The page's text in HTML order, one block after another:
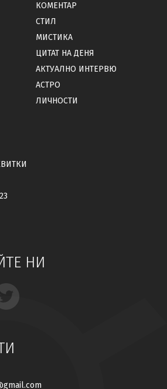
КОМЕНТАР
СТИЛ
МИСТИКА
ЦИТАТ НА ДЕНЯ
АКТУАЛНО ИНТЕРВЮ
АСТРО
ЛИЧНОСТИ
НИ